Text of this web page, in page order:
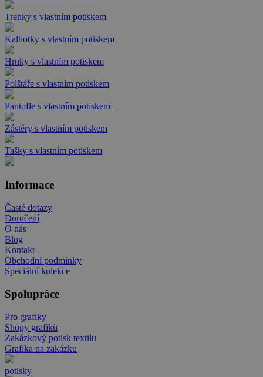
Trenky s vlastním potiskem
Kalhotky s vlastním potiskem
Hrnky s vlastním potiskem
Polštáře s vlastním potiskem
Pantofle s vlastním potiskem
Zástěry s vlastním potiskem
Tašky s vlastním potiskem
Informace
Časté dotazy
Doručení
O nás
Blog
Kontakt
Obchodní podmínky
Speciální kolekce
Spolupráce
Pro grafiky
Shopy grafiků
Zakázkový potisk textilu
Grafika na zakázku
potisky